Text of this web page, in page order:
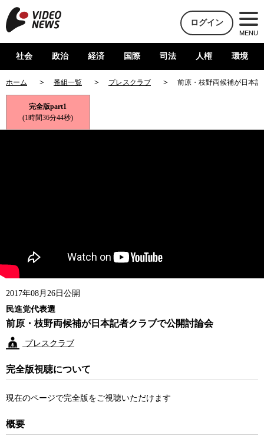
ログイン
MENU
社会 政治 経済 国際 司法 人権 環境
ホーム 番組一覧 プレスクラブ 前原・枝野両候補が日本
完全版part1
(1時間36分44秒)
2017年08月26日公開
民進党代表選
前原・枝野両候補が日本記者クラブで公開討論会
プレスクラブ
完全版視聴について
現在のページで完全版をご視聴いただけます
概要